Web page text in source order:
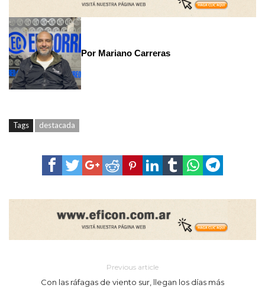
Por Mariano Carreras
Tags destacada
Previous article
Con las ráfagas de viento sur, llegan los días más